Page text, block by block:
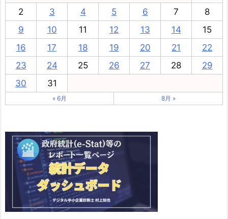
2
3 4 5 6 7
8
9
10 11 12 13 14
15
16
17 18 19 20 21
22
23
24 25 26 27 28
29
30
31
« 6月 8月 »